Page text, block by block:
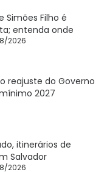
Simões Filho é
entenda onde
2026
reajuste do Governo
2027
itinerários de
Salvador
2026